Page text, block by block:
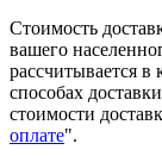
Стоимость
вашего
рассчитывается
способах
стоимости
оплате".